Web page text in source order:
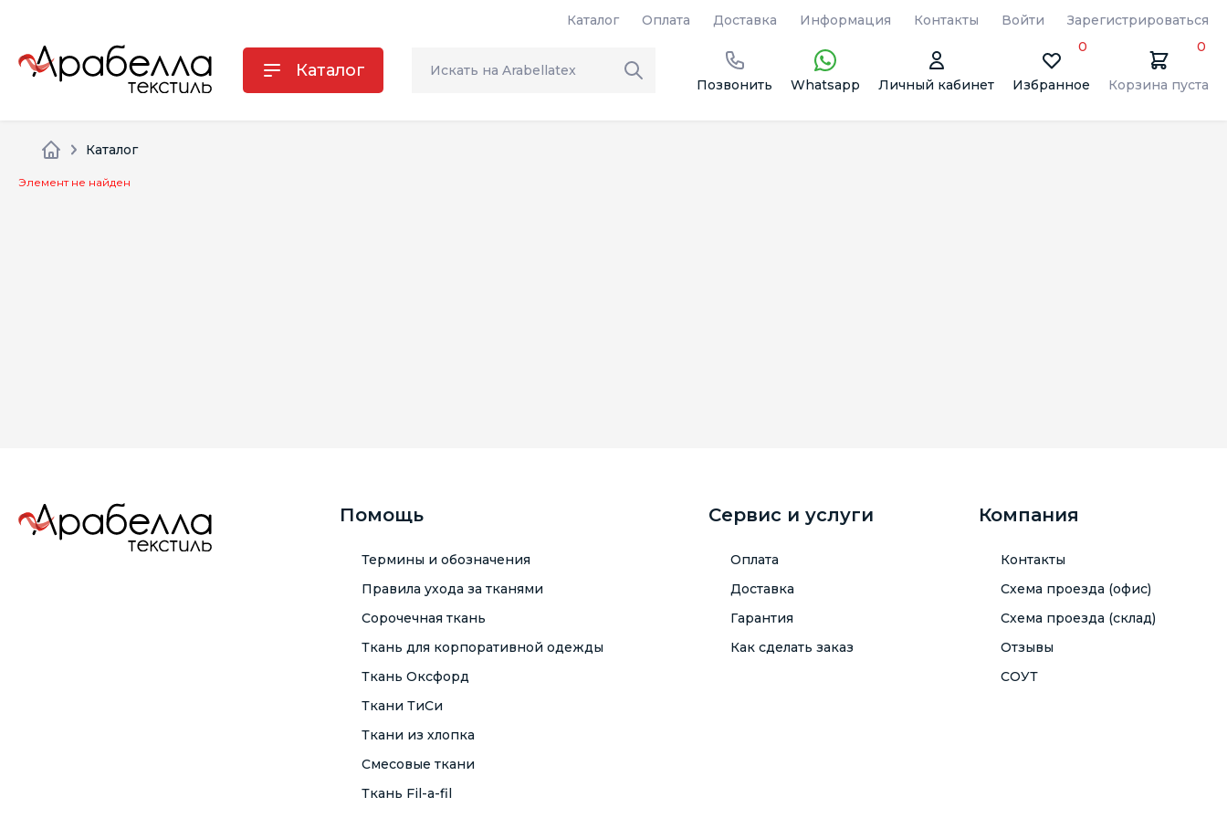
Каталог Оплата Доставка Информация Контакты Войти Зарегистрироваться
Каталог
Позвонить Whatsapp Личный кабинет Избранное
0
Корзина пуста
0
Каталог
Элемент не найден
Помощь
Термины и обозначения
Правила ухода за тканями
Сорочечная ткань
Ткань для корпоративной одежды
Ткань Оксфорд
Ткани ТиСи
Ткани из хлопка
Смесовые ткани
Ткань Fil-a-fil
Сервис и услуги
Оплата
Доставка
Гарантия
Как сделать заказ
Компания
Контакты
Схема проезда (офис)
Схема проезда (склад)
Отзывы
СОУТ